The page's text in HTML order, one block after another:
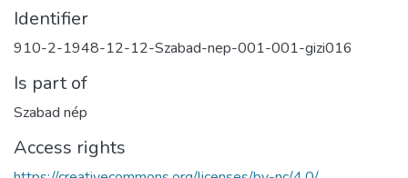
Identifier
910-2-1948-12-12-Szabad-nep-001-001-gizi016
Is part of
Szabad nép
Access rights